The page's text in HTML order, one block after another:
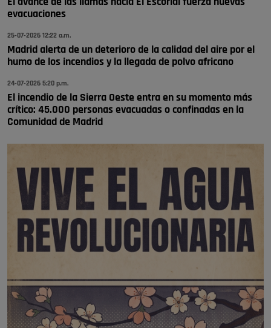
🔴 EXCLUSIVA | El comisario de la …
se va porke no tiene piscina 🤪🤪🤪
Pozuelo de Alarcón
🔴 EXCLUSIVA | El comisario de la …
evacuaciones
25-07-2026 12:22 a.m.
Madrid alerta de un deterioro de la calidad del aire por el
humo de los incendios y la llegada de polvo africano
24-07-2026 5:20 p.m.
El incendio de la Sierra Oeste entra en su momento más
crítico: 45.000 personas evacuadas o confinadas en la
Comunidad de Madrid